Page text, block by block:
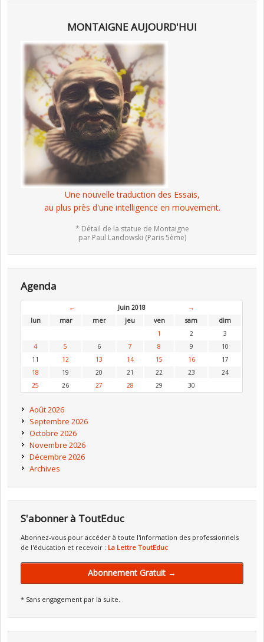
MONTAIGNE AUJOURD'HUI
Une nouvelle traduction des Essais,
au plus près d'une intelligence en mouvement.
* Détail de la statue de Montaigne
par Paul Landowski (Paris 5ème)
Agenda
← Juin 2018
→
lun
mar mer jeu ven sam
dim
1
2
3
4
5 6 7 8 9
10
11
12 13 14 15 16
17
18
19 20 21 22 23
24
25
26 27 28 29 30
Août 2026
Septembre 2026
Octobre 2026
Novembre 2026
Décembre 2026
Archives
S'abonner à ToutEduc
Abonnez-vous pour accéder à toute l'information des professionnels
de l'éducation et recevoir : La Lettre ToutEduc
Abonnement Gratuit →
* Sans engagement par la suite.